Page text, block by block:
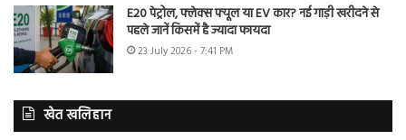
E20 पेट्रोल, फ्लेक्स फ्यूल या EV कार? नई गाड़ी खरीदने से
पहले जानें किसमें है ज्यादा फायदा
23 July 2026 - 7:41 PM
खेत खलिहान